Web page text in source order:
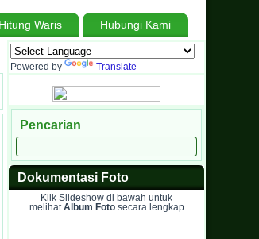
Hitung Waris Hubungi Kami
Batas, Menuju Madrasah Hebat Bermartabat
Powered by Translate
Pencarian
Dokumentasi Foto
Klik Slideshow di bawah untuk
melihatAlbum Fotosecara lengkap